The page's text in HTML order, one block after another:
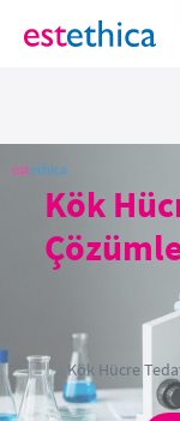
section Service {
Kök
Kök Hücre